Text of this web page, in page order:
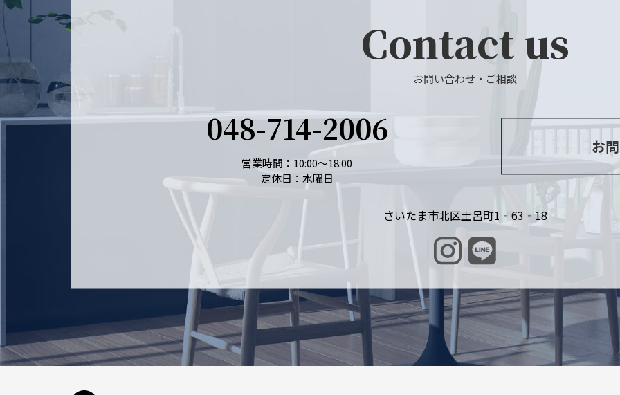
Contact us
お問い合わせ・ご相談
048-714-2006
営業時間：10:00～18:00
定休日：水曜日
お
さいたま市北区土呂町1‐63‐18